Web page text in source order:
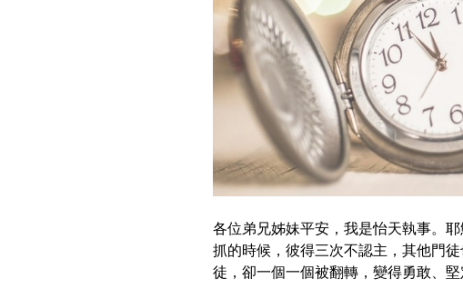
各位弟兄姊妹平安，我是怡天執事。
抓的時候，彼得三次不認主，其他門
徒，卻一個一個被翻轉，變得勇敢、